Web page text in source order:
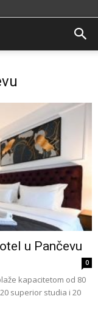
u Pančevu
0
kapacitetom od 80
superior studia i 20